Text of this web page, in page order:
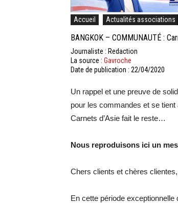
Accueil Actualités associations
BANGKOK – COMMUNAUTÉ :
Journaliste : Redaction
La source : Gavroche
Date de publication : 22/04/2020
Un rappel et une preuve de
pour les commandes et se
Carnets d’Asie fait le reste…
Nous reproduisons ici un
Chers clients et chères
En cette période exceptionnelle